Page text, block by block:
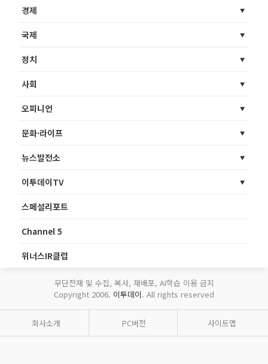
경제
국제
정치
사회
오피니언
문화·라이프
뉴스발전소
이투데이TV
스페셜리포트
Channel 5
위너스IR클럽
무단전재 및 수집, 복사, 재배포, AI학습 이용 금지
Copyright 2006. 이투데이. All rights reserved
회사소개 PC버전 사이트맵